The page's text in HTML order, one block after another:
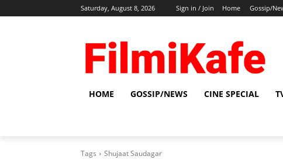
Saturday, August 8, 2026 Sign in / Join Home Gossip/
HOME GOSSIP/NEWS CINE SPECIAL
Tags Shujaat Saudagar